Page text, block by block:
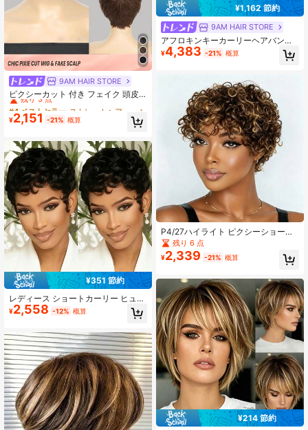
9AM HAIR STORE
ピクシーカット 付き フェイク 頭皮
ストレート レミーヘア 機械製の シ
ョート 彩色 モカ ブラウン 女性用 人
毛ウィッグ
#4 ベストセラー
ストレートヘア 人間用お手頃価格のウェア＆ゴーウィッグ
残り 3 点
#4 ベストセラー
残り 3 点
#4 ベストセラー
残り 3 点
残り 3 点
¥2,151 -21% 概算
¥351 節約
レディース ショートカーリー ヒュー
マンヘアウィッグ、ブラック、バー
ガンディ、ブラウン系 ショートピク
ヒューマンヘア 本物の髪 ショートウ
ィッグ、レイヤードデザイン 本物の
髪の質感 ショートウィッグ、フロン
トなし 跡なし
¥2,558 -12% 概算
¥1,162 節約
9AM HAIR STORE
アフロキンキーカーリーヘアバンド
ウィッグ 人毛150%密度 アフロウィ
ッグ ウィメンズ グルーレスカーリー
ズ ナチュラルカラー
¥4,383 -21% 概算
P4/27ハイライト ピクシーショート
ヒューマンヘアウィッグ バング付
き、カーリーウェーブヘアスタイ
ル、6インチ/15.24cm レイヤード ウ
0%密度 ブラジリアン バージンヘ
ア、グルーレスウィッグ、デイリー
ウェア、パーティー、クリスマス、
休日の祝祭に最適
残り 6 点
¥2,339 -21% 概算
¥214 節約